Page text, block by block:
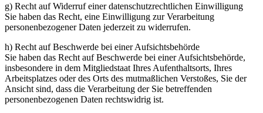
g) Recht auf Widerruf einer datenschutzrechtlichen Einwilligung
Sie haben das Recht, eine Einwilligung zur Verarbeitung
personenbezogener Daten jederzeit zu widerrufen.
h) Recht auf Beschwerde bei einer Aufsichtsbehörde
Sie haben das Recht auf Beschwerde bei einer Aufsichtsbehörde,
insbesondere in dem Mitgliedstaat Ihres Aufenthaltsorts, Ihres
Arbeitsplatzes oder des Orts des mutmaßlichen Verstoßes, Sie der
Ansicht sind, dass die Verarbeitung der Sie betreffenden
personenbezogenen Daten rechtswidrig ist.